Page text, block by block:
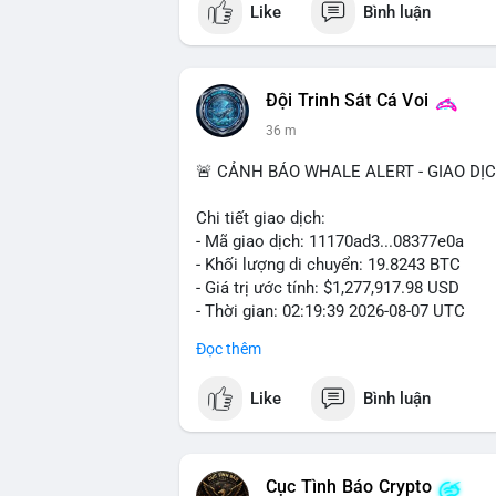
#vlikevn #titanbot
📰 Nguồn: Cointelegraph
Like Bình luận
Đội Trinh Sát Cá Voi
36 m
🚨 CẢNH BÁO WHALE ALERT - GIAO
Chi tiết giao dịch:
- Mã giao dịch: 11170ad3...08377e0a
- Khối lượng di chuyển: 19.8243 BTC
- Giá trị ước tính: $1,277,917.98 USD
- Thời gian: 02:19:39 2026-08-07 UTC
Khối lượng gần 20 BTC trị giá hơn 1.27
động này thiên về chuyển ví lạnh để
lượng không quá lớn để gây sốc thanh
Đọc thêm
Like Bình luận
Cục Tình Báo Crypto